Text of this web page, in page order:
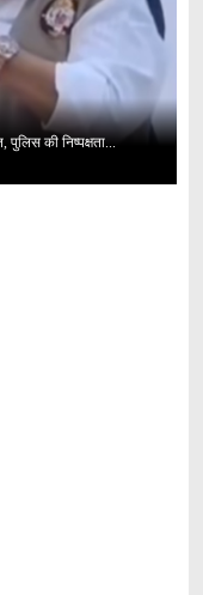
की निष्पक्षता...